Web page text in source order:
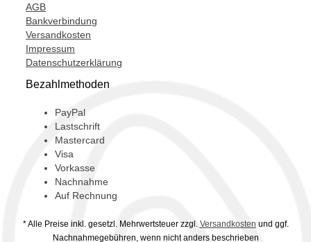
AGB
Bankverbindung
Versandkosten
Impressum
Datenschutzerklärung
Bezahlmethoden
PayPal
Lastschrift
Mastercard
Visa
Vorkasse
Nachnahme
Auf Rechnung
* Alle Preise inkl. gesetzl. Mehrwertsteuer zzgl. Versandkosten und ggf.
Nachnahmegebühren, wenn nicht anders beschrieben